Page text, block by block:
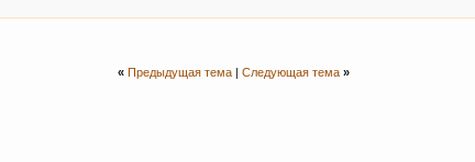
« Предыдущая тема| Следующая тема »